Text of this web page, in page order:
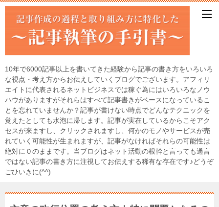
10年で6000記事以上を書いてきた経験から記事の書き方をいろいろ
な視点・考え方からお伝えしていくブログでございます。アフィリ
エイトに代表されるネットビジネスでは稼ぐ為にはいろいろなノウ
ハウがありますがそれらはすべて記事書きがベースになっているこ
とを忘れていませんか？記事が書けない時点でどんなテクニックを
覚えたとしても水泡に帰します。記事が実在しているからこそアク
セスが来ますし、クリックされますし、何かのモノやサービスが売
れていく可能性が生まれますが、記事がなければそれらの可能性は
絶対に０のままです。当ブログはネット活動の根幹と言っても過言
ではない記事の書き方に注視してお伝えする稀有な存在です♪どうぞ
ごひいきに(^^)